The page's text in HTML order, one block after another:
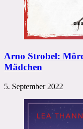
Arno Strobel:
Mädchen
5. September 2022